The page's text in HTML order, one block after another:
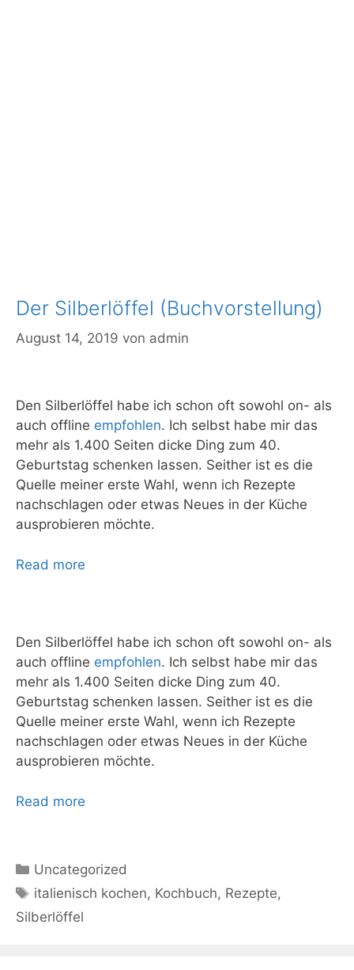
Der Silberlöffel (Buchvorstellung)
August 14, 2019 von admin
Den Silberlöffel habe ich schon oft sowohl on- als
auch offline empfohlen. Ich selbst habe mir das
mehr als 1.400 Seiten dicke Ding zum 40.
Geburtstag schenken lassen. Seither ist es die
Quelle meiner erste Wahl, wenn ich Rezepte
nachschlagen oder etwas Neues in der Küche
ausprobieren möchte.
Read more
Den Silberlöffel habe ich schon oft sowohl on- als
auch offline empfohlen. Ich selbst habe mir das
mehr als 1.400 Seiten dicke Ding zum 40.
Geburtstag schenken lassen. Seither ist es die
Quelle meiner erste Wahl, wenn ich Rezepte
nachschlagen oder etwas Neues in der Küche
ausprobieren möchte.
Read more
Kategorien
Uncategorized
Schlagwörter
italienisch kochen, Kochbuch, Rezepte,
Silberlöffel